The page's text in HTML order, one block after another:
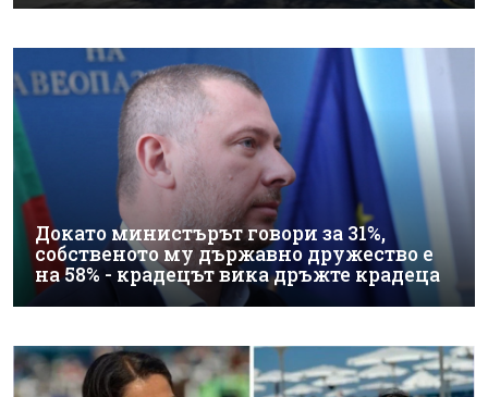
Докато министърът говори за 31%,
собственото му държавно дружество е
на 58% - крадецът вика дръжте крадеца